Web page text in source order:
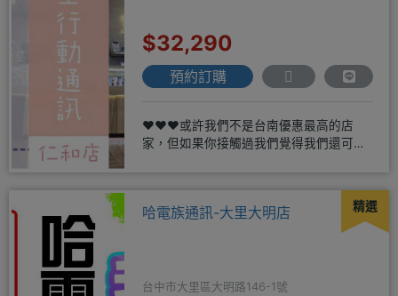
$32,290
預約訂購
❤️❤️❤️或許我們不是台南優惠最高的店
家，但如果你接觸過我們覺得我們還可
精選
哈電族通訊-大里大明店
台中市大里區大明路146-1號